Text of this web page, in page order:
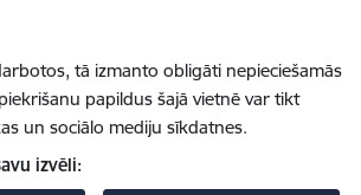
tā izmanto obligāti nepieciešamās
papildus šajā vietnē var tikt
un sociālo mediju sīkdatnes.
izvēli: